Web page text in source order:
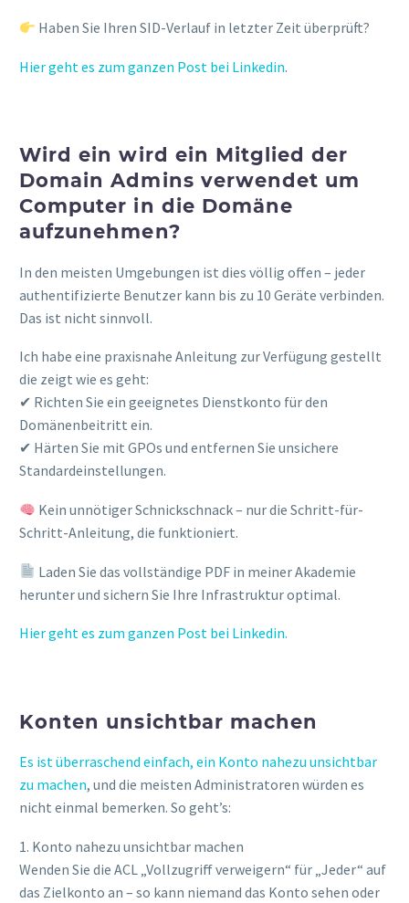
Haben Sie Ihren SID-Verlauf in letzter Zeit überprüft?
Hier geht es zum ganzen Post bei Linkedin.
Wird ein wird ein Mitglied der
Domain Admins verwendet um
Computer in die Domäne
aufzunehmen?
In den meisten Umgebungen ist dies völlig offen – jeder
authentifizierte Benutzer kann bis zu 10 Geräte verbinden.
Das ist nicht sinnvoll.
Ich habe eine praxisnahe Anleitung zur Verfügung gestellt
die zeigt wie es geht:
✔ Richten Sie ein geeignetes Dienstkonto für den
Domänenbeitritt ein.
✔ Härten Sie mit GPOs und entfernen Sie unsichere
Standardeinstellungen.
Kein unnötiger Schnickschnack – nur die Schritt-für-
Schritt-Anleitung, die funktioniert.
Laden Sie das vollständige PDF in meiner Akademie
herunter und sichern Sie Ihre Infrastruktur optimal.
Hier geht es zum ganzen Post bei Linkedin.
Konten unsichtbar machen
Es ist überraschend einfach, ein Konto nahezu unsichtbar
zu machen, und die meisten Administratoren würden es
nicht einmal bemerken. So geht’s:
1. Konto nahezu unsichtbar machen
Wenden Sie die ACL „Vollzugriff verweigern“ für „Jeder“ auf
das Zielkonto an – so kann niemand das Konto sehen oder